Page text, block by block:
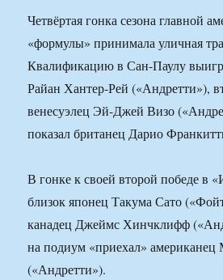
Четвёртая гонка сезона главной
«формулы» принимала уличная
Квалификацию в Сан-Паулу
Райан Хантер-Рей («Андретти»),
венесуэлец Эй-Джей Визо
показал британец Дарио
В гонке к своей второй победе в
близок японец Такума Сато
канадец Джеймс Хинчклифф
на подиум «приехал» американец
(«Андретти»).